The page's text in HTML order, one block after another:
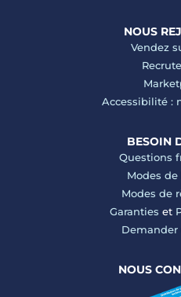
NOUS
Vendez
Accessibilité :
BESOIN
Questions
Modes de
Modes de
Garanties et
NOUS